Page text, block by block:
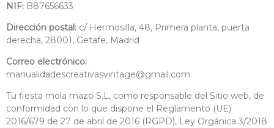
NIF: B87656633
Dirección postal: c/ Hermosilla, 48, Primera planta, puerta
derecha, 28001, Getafe, Madrid
Correo electrónico:
manualidadescreativasvintage@gmail.com
Tu fiesta mola mazo S.L, como responsable del Sitio web, de
conformidad con lo que dispone el Reglamento (UE)
2016/679 de 27 de abril de 2016 (RGPD), Ley Orgánica 3/2018